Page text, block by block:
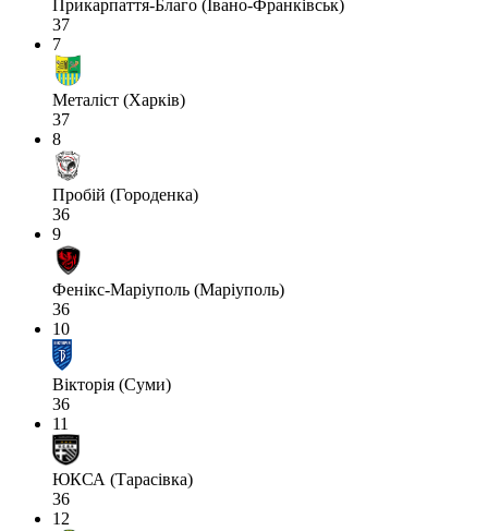
Прикарпаття-Благо (Івано-Франківськ)
37
7
Металіст (Харків)
37
8
Пробій (Городенка)
36
9
Фенікс-Маріуполь (Маріуполь)
36
10
Вікторія (Суми)
36
11
ЮКСА (Тарасівка)
36
12